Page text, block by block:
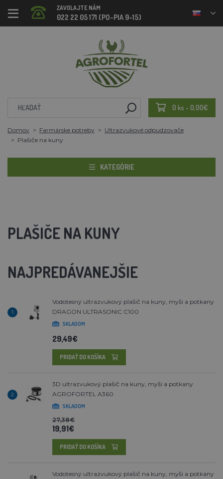
ZAVOLAJTE NÁM
022 22 05 171 (PO-PIA 9-15)
0 ks - 0,00€
Domov Farmárske potreby
Ultrazvukové odpudzovače
Plašiče na kuny
KATEGÓRIE
PLAŠIČE NA KUNY
NAJPREDÁVANEJŠIE
1
Vodotesný ultrazvukový plašič na kuny, myši a potkany
DRAGON ULTRASONIC C100
SKLADOM
29,49€
PRIDAŤ DO KOŠÍKA
2
3D ultrazvukový plašič na kuny, myši a potkany
AGROFORTEL A360
SKLADOM
27,38€
19,91€
PRIDAŤ DO KOŠÍKA
Vodotesný ultrazvukový plašič na kuny, myši a potkany